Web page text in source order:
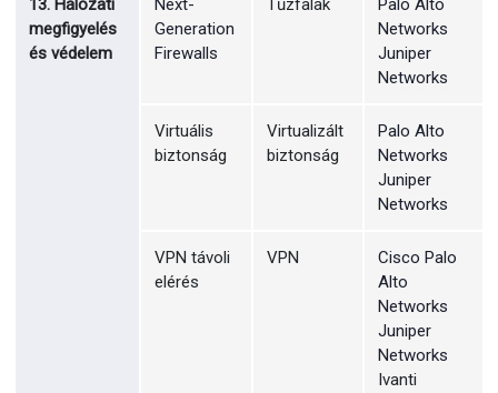
13. Hálózati
megfigyelés
és védelem
Next-
Generation
Firewalls
Tűzfalak
Palo Alto
Networks
Juniper
Networks
Virtuális
biztonság
Virtualizált
biztonság
Palo Alto
Networks
Juniper
Networks
VPN távoli
elérés
VPN Cisco Palo
Alto
Networks
Juniper
Networks
Ivanti